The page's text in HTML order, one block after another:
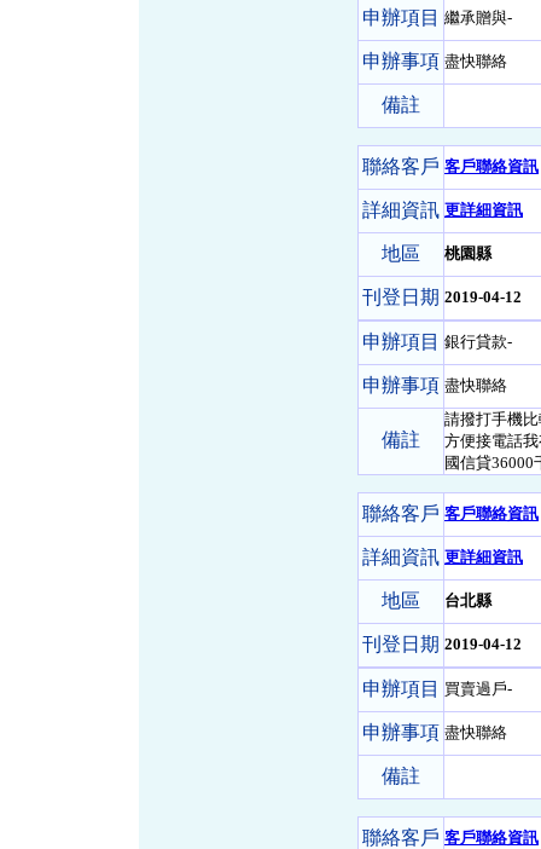
申辦項目 繼承贈與-
申辦事項 盡快聯絡
備註
聯絡客戶 客戶聯絡資訊
詳細資訊 更詳細資訊
地區 桃園縣
刊登日期 2019-04-12
申辦項目 銀行貸款-
申辦事項 盡快聯絡
備註
請撥打手機
方便接電話
國信貸36000
聯絡客戶 客戶聯絡資訊
詳細資訊 更詳細資訊
地區 台北縣
刊登日期 2019-04-12
申辦項目 買賣過戶-
申辦事項 盡快聯絡
備註
聯絡客戶 客戶聯絡資訊